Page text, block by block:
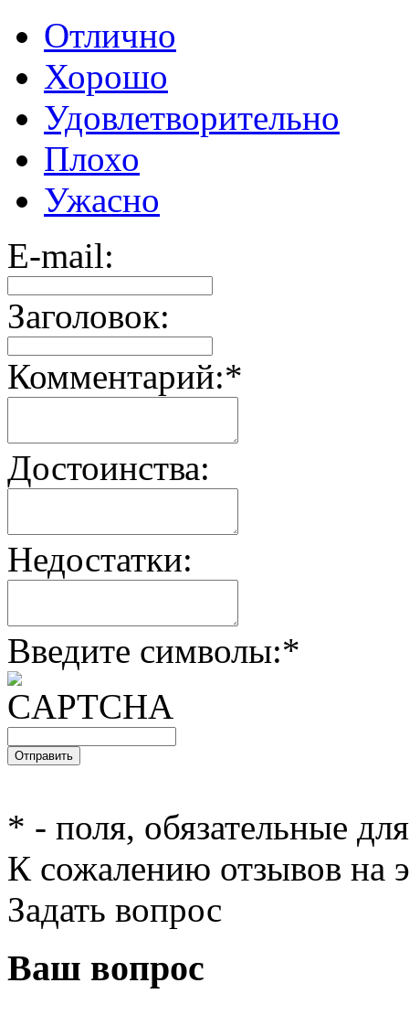
Отлично
Хорошо
Удовлетворительно
Плохо
Ужасно
E-mail:
Заголовок:
Комментарий:*
Достоинства:
Недостатки:
Введите символы:*
* - поля, обязательные
К сожалению отзывов на
Задать вопрос
Ваш вопрос